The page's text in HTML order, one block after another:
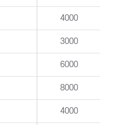
4000
3000
6000
8000
4000